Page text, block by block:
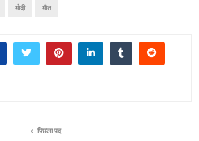
मोदी मौत
पिछला पद